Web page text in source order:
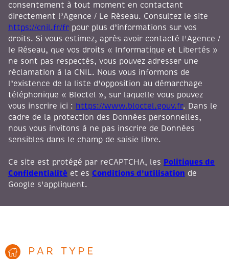
directement l’Agence / Le Réseau. Consultez le site
https://cnil.fr/frpour plus d’informations sur vos
droits. Si vous estimez, après avoir contacté l'Agence /
le Réseau, que vos droits « Informatique et Libertés »
ne sont pas respectés, vous pouvez adresser une
réclamation à la CNIL. Nous vous informons de
l’existence de la liste d'opposition au démarchage
téléphonique « Bloctel », sur laquelle vous pouvez
vous inscrire ici :https://www.bloctel.gouv.fr. Dans le
cadre de la protection des Données personnelles,
nous vous invitons à ne pas inscrire de Données
sensibles dans le champ de saisie libre.
Confidentialitéet esConditions d'utilisationde
Google s'appliquent.